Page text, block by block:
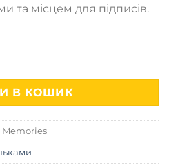
та місцем для підписів.
KD46300/2 ART100
В КОШИК
Memories